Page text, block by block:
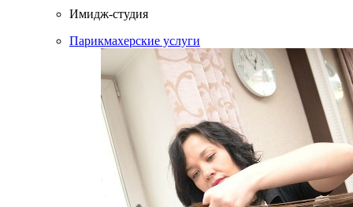
Имидж-студия
Парикмахерские услуги